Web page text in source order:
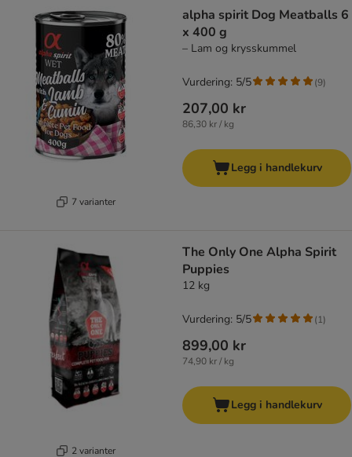
7 varianter
alpha spirit Dog Meatballs 6
x 400 g
– Lam og krysskummel
207,00 kr
86,30 kr / kg
Vurdering: 5/5 (9)
Legg i handlekurv
2 varianter
The Only One Alpha Spirit
Puppies
12 kg
899,00 kr
74,90 kr / kg
Vurdering: 5/5 (1)
Legg i handlekurv